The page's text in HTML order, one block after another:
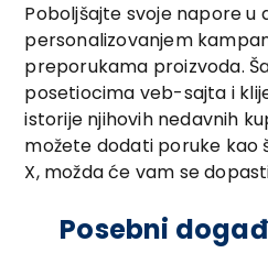
Poboljšajte svoje napore
personalizovanjem
preporukama proizvoda.
posetiocima veb-sajta i
istorije njihovih nedavnih
možete dodati poruke kao
X, možda će vam se dopasti
Posebni